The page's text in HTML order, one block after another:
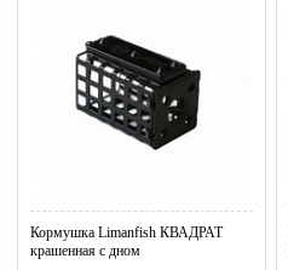
Кормушка Limanfish КВАДРАТ
крашенная с дном